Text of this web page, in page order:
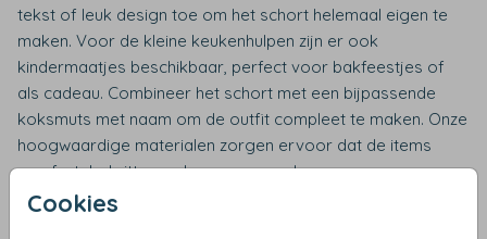
Cookies
tekst of leuk design toe om het schort helemaal eigen te
maken. Voor de kleine keukenhulpen zijn er ook
kindermaatjes beschikbaar, perfect voor bakfeestjes of
als cadeau. Combineer het schort met een bijpassende
koksmuts met naam om de outfit compleet te maken. Onze
hoogwaardige materialen zorgen ervoor dat de items
comfortabel zitten en lang meegaan!